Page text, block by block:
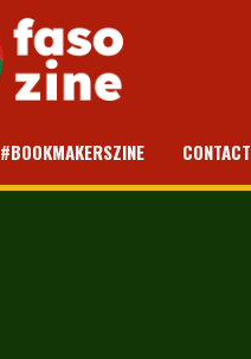
#BOOKMAKERSZINE CONTACT